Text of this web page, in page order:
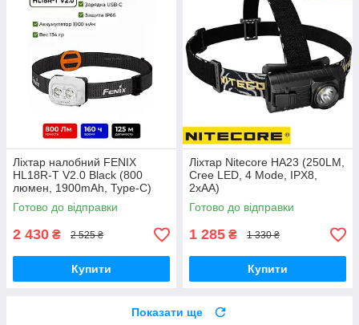
Ліхтар налобний FENIX
HL18R-T V2.0 Black (800
люмен, 1900mAh, Type-C)
Готово до відправки
2 430 ₴ 2 525 ₴
Купити
Ліхтар Nitecore HA23 (250LM,
Cree LED, 4 Mode, IPX8,
2xAA)
Готово до відправки
1 285 ₴ 1 330 ₴
Купити
Показати ще